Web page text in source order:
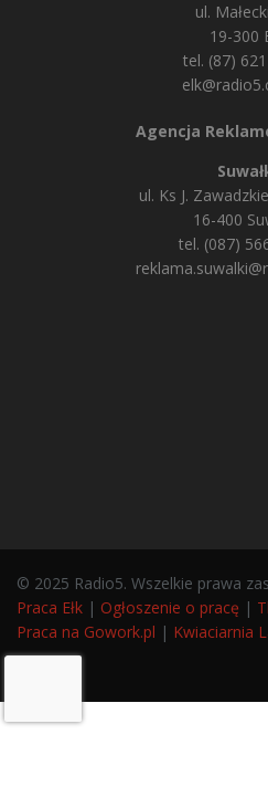
ul.
19-300
tel. (87)
Agencja
ul. Ks J.
16-400
tel. (087)
© 2025 Radio5. Wszelkie prawa
Praca Ełk | Ogłoszenie o pracę |
Praca na Gowork.pl | Kwiaciarnia